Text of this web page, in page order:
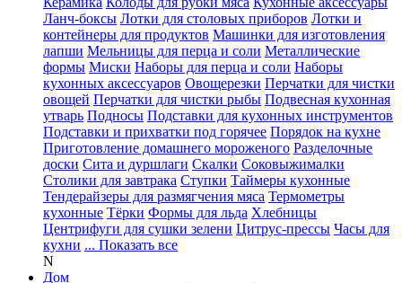
Ланч-боксы Лотки для столовых приборов Лотки и
контейнеры для продуктов Машинки для изготовления
лапши Мельницы для перца и соли Металлические
формы Миски Наборы для перца и соли Наборы
кухонных аксессуаров Овощерезки Перчатки для чистки
овощей Перчатки для чистки рыбы Подвесная кухонная
утварь Подносы Подставки для кухонных инструментов
Подставки и прихватки под горячее Порядок на кухне
Приготовление домашнего мороженого Разделочные
доски Сита и дуршлаги Скалки Соковыжималки
Столики для завтрака Ступки Таймеры кухонные
Тендерайзеры для размягчения мяса Термометры
кухонные Тёрки Формы для льда Хлебницы
Центрифуги для сушки зелени Цитрус-прессы Часы для
кухни ... Показать все
N
Дом